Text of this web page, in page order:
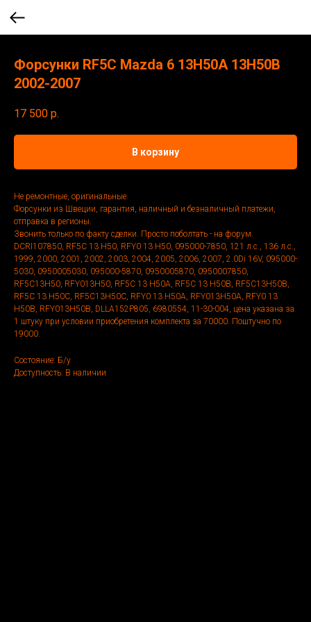
Форсунки RF5C Mazda 6 13H50A 13H50B
2002-2007
17 500 р.
В корзину
Не ремонтные, оригинальные.
Форсунки из Швеции, гарантия, наличный и безналичный платежи,
отправка в регионы.
Звонить только по факту сделки. Просто поболтать - на форум.
DCRI107850, RF5C 13 H50, RFY0 13 H50, 095000-7850, 121 л.с., 136 л.с.,
1999, 2000, 2001, 2002, 2003, 2004, 2005, 2006, 2007, 2.0Di 16V, 095000-
5030, 0950005030, 095000-5870, 0950005870, 0950007850,
RF5C13H50, RFY013H50, RF5C 13 H50A, RF5C 13 H50B, RF5C13H50B,
RF5C 13 H50C, RF5C13H50C, RFY0 13 H50A, RFY013H50A, RFY0 13
H50B, RFY013H50B, DLLA152P805, 6980554, 11-30-004, цена указана за
1 штуку при условии приобретения комплекта за 70000. Поштучно по
19000.
Состояние: Б/у
Доступность: В наличии